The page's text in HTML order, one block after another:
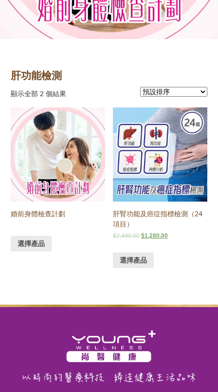
肝功能檢測
顯示全部 2 個結果
婚前身體檢查計劃
選擇產品
肝腎功能及癌症指標檢測（24
項目）
$2,480.00 $1,280.00
選擇產品